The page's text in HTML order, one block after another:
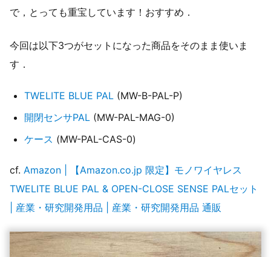
で，とっても重宝しています！おすすめ．
今回は以下3つがセットになった商品をそのまま使いま
す．
TWELITE BLUE PAL (MW-B-PAL-P)
開閉センサPAL (MW-PAL-MAG-0)
ケース (MW-PAL-CAS-0)
cf. Amazon | 【Amazon.co.jp 限定】モノワイヤレス
TWELITE BLUE PAL & OPEN-CLOSE SENSE PALセット
| 産業・研究開発用品 | 産業・研究開発用品 通販